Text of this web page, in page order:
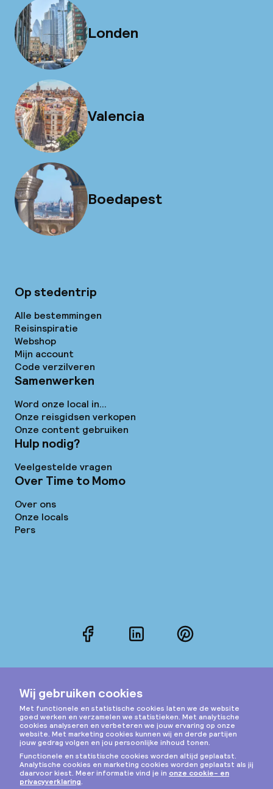
Londen
Valencia
Boedapest
Op stedentrip
Alle bestemmingen
Reisinspiratie
Webshop
Mijn account
Code verzilveren
Samenwerken
Word onze local in...
Onze reisgidsen verkopen
Onze content gebruiken
Hulp nodig?
Veelgestelde vragen
Over Time to Momo
Over ons
Onze locals
Pers
FacebookLinkedInPinterest
Instagram